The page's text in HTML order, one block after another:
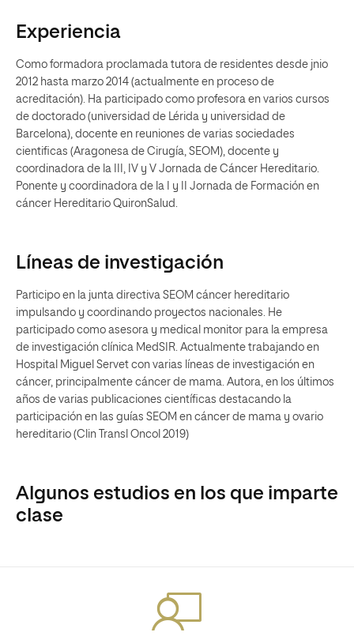
Experiencia
Como formadora proclamada tutora de residentes desde jnio
2012 hasta marzo 2014 (actualmente en proceso de
acreditación). Ha participado como profesora en varios cursos
de doctorado (universidad de Lérida y universidad de
Barcelona), docente en reuniones de varias sociedades
cientificas (Aragonesa de Cirugía, SEOM), docente y
coordinadora de la III, IV y V Jornada de Cáncer Hereditario.
Ponente y coordinadora de la I y II Jornada de Formación en
cáncer Hereditario QuironSalud.
Líneas de investigación
Participo en la junta directiva SEOM cáncer hereditario
impulsando y coordinando proyectos nacionales. He
participado como asesora y medical monitor para la empresa
de investigación clínica MedSIR. Actualmente trabajando en
Hospital Miguel Servet con varias líneas de investigación en
cáncer, principalmente cáncer de mama. Autora, en los últimos
años de varias publicaciones científicas destacando la
participación en las guías SEOM en cáncer de mama y ovario
hereditario (Clin Transl Oncol 2019)
Algunos estudios en los que imparte
clase